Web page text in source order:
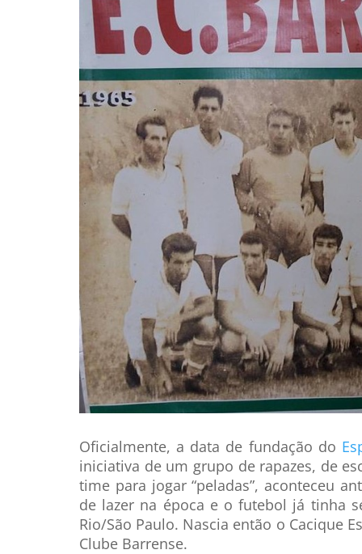
Oficialmente, a data de fundação do
iniciativa de um grupo de rapazes, de
time para jogar “peladas”, aconteceu
de lazer na época e o futebol já tinha
Rio/São Paulo. Nascia então o Cacique
Clube Barrense.